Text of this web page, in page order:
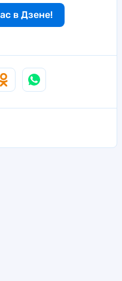
в Дзене!